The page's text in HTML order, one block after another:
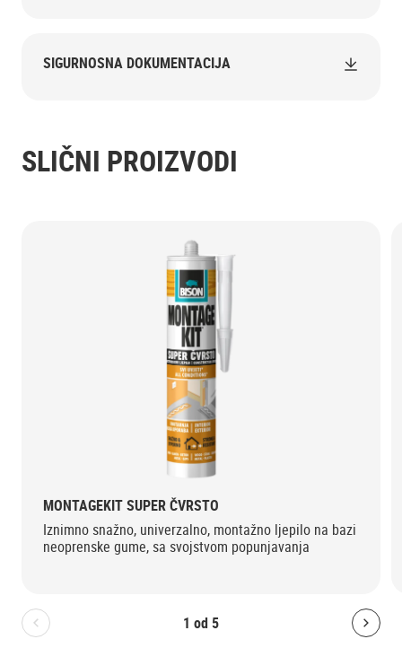
SIGURNOSNA DOKUMENTACIJA
SLIČNI PROIZVODI
1 od 5
Bolton.General.PreviousSlide
MONTAGEKIT SUPER ČVRSTO
Iznimno snažno, univerzalno, montažno ljepilo na bazi
neoprenske gume, sa svojstvom popunjavanja